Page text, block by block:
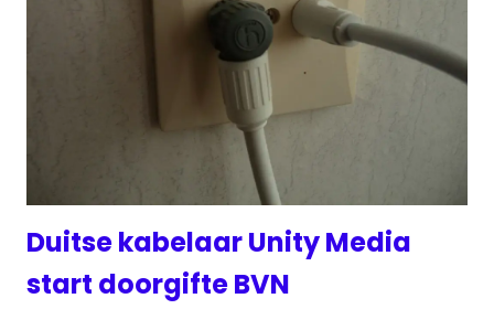
Duitse kabelaar Unity Media
start doorgifte BVN